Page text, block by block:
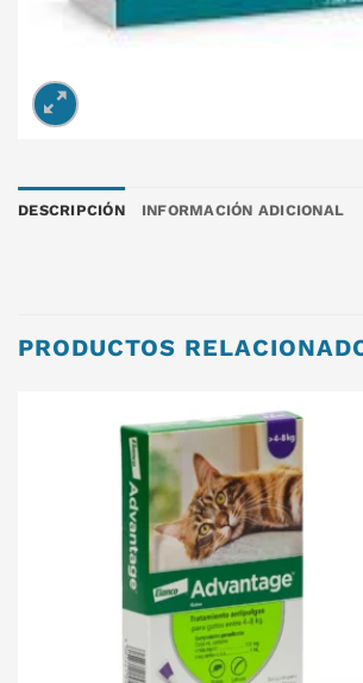
DESCRIPCIÓN INFORMACIÓN ADICIONAL
PRODUCTOS